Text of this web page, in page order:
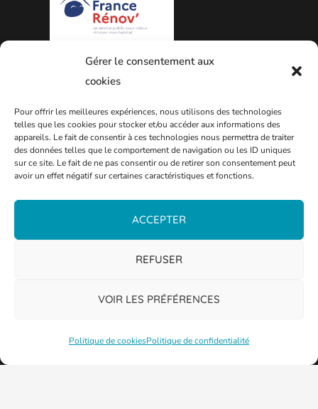
Gérer le consentement aux
cookies
Pour offrir les meilleures expériences, nous utilisons des technologies
telles que les cookies pour stocker et/ou accéder aux informations des
appareils. Le fait de consentir à ces technologies nous permettra de traiter
des données telles que le comportement de navigation ou les ID uniques
sur ce site. Le fait de ne pas consentir ou de retirer son consentement peut
avoir un effet négatif sur certaines caractéristiques et fonctions.
ACCEPTER
REFUSER
VOIR LES PRÉFÉRENCES
Politique de cookiesPolitique de confidentialité
PLAN DE LA VILLE